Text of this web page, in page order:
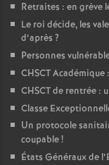
Retraites : en grève
Le roi décide, les
d’après ?
Personnes
CHSCT
CHSCT de rentrée :
Classe
Un protocole
coupable!
États Généraux de